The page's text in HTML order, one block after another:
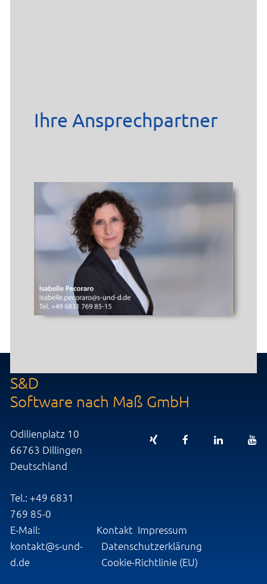
Ihre Ansprechpartner
S&D
Software nach Maß GmbH
Odilienplatz 10
66763 Dillingen
Deutschland
Tel.: +49 6831
769 85-0
E-Mail:
kontakt@s-und-
d.de
Kontakt Impressum
Datenschutzerklärung
Cookie-Richtlinie (EU)